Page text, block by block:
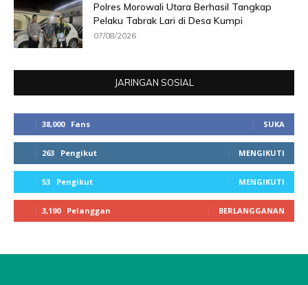
Polres Morowali Utara Berhasil Tangkap
Pelaku Tabrak Lari di Desa Kumpi
07/08/2026
JARINGAN SOSIAL
38,000 Fans SUKA
263 Pengikut MENGIKUTI
53 Pengikut MENGIKUTI
3,190 Pelanggan BERLANGGANAN